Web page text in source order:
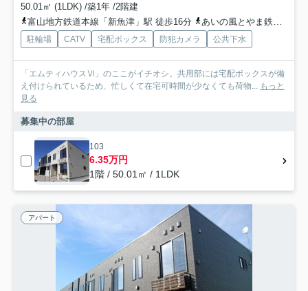
50.01㎡ (1LDK) /築1年 /2階建
富山地方鉄道本線「新魚津」駅 徒歩16分
あいの風とやま鉄道「魚津」駅 徒歩19分
駐輪場 CATV 宅配ボックス 防犯カメラ 公共下水
「エムティハウスⅥ」のここがイチオシ。共用部には宅配ボックスが備
え付けられているため、忙しくて在宅可時間が少なくても荷物... もっと
見る
募集中の部屋
103
6.35万円
1階 / 50.01㎡ / 1LDK
アパート